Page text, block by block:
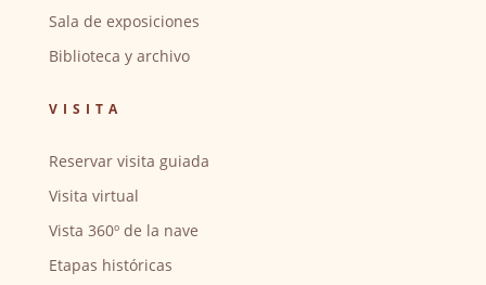
Sala de exposiciones
Biblioteca y archivo
VISITA
Reservar visita guiada
Visita virtual
Vista 360º de la nave
Etapas históricas